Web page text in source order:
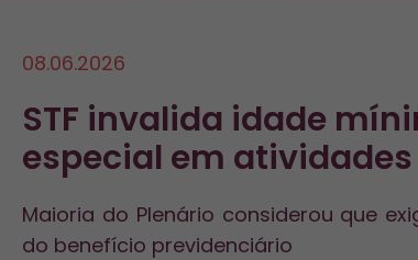
08.06.2026
STF invalida idade
especial em
Maioria do Plenário considerou que
do benefício previdenciário